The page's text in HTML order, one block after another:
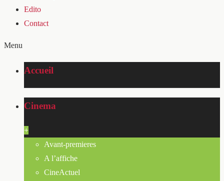
Edito
Contact
Menu
Accueil
Cinema
+
Avant-premieres
A l’affiche
CineActuel